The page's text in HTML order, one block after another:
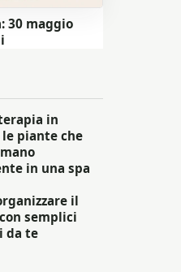
30 maggio
in
le piante che
in una spa
il
semplici
da te